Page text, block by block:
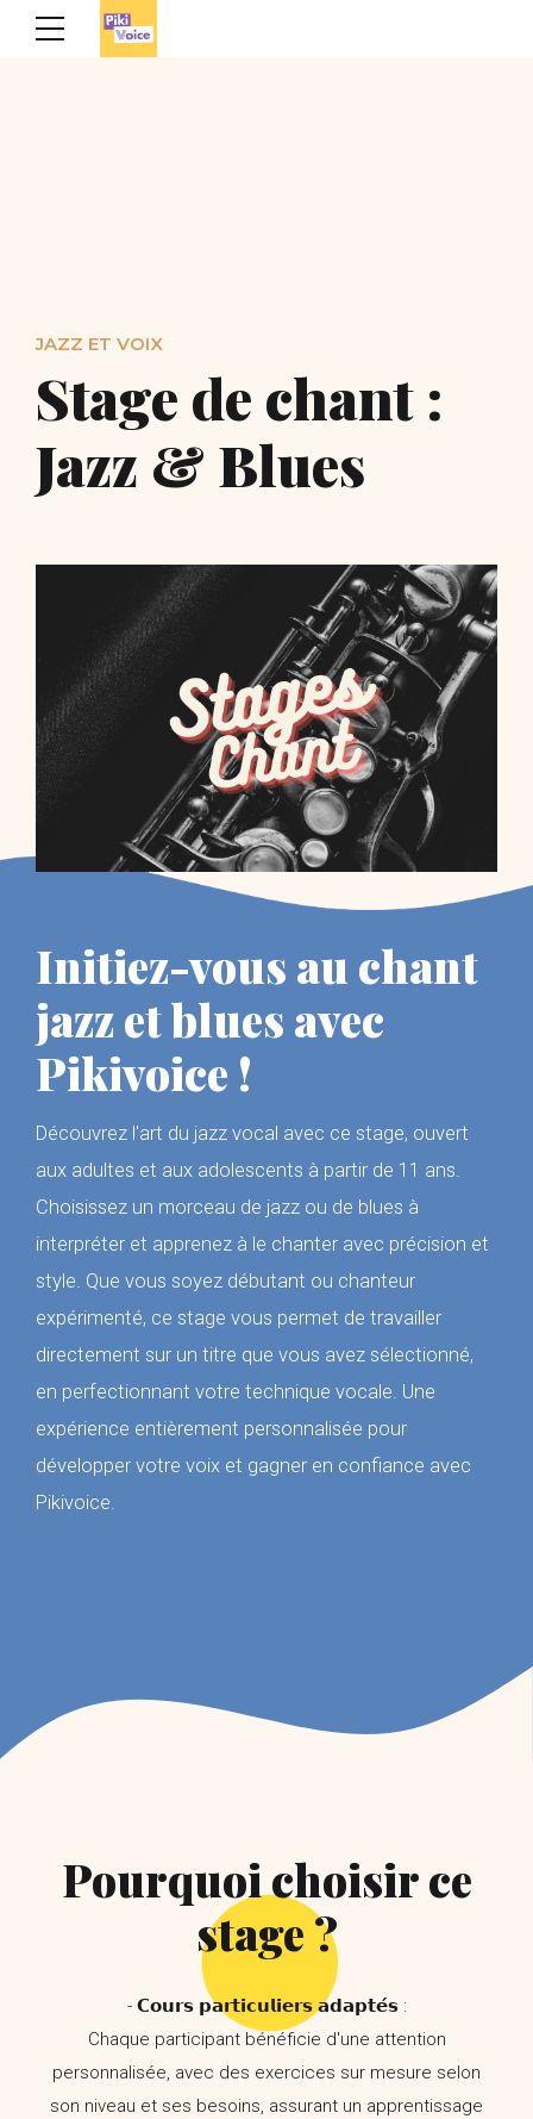
JAZZ ET VOIX
Stage de chant :
Jazz & Blues
Initiez-vous au chant
jazz et blues avec
Pikivoice !
Découvrez l'art du jazz vocal avec ce stage, ouvert
aux adultes et aux adolescents à partir de 11 ans.
Choisissez un morceau de jazz ou de blues à
interpréter et apprenez à le chanter avec précision et
style. Que vous soyez débutant ou chanteur
expérimenté, ce stage vous permet de travailler
directement sur un titre que vous avez sélectionné,
en perfectionnant votre technique vocale. Une
expérience entièrement personnalisée pour
développer votre voix et gagner en confiance avec
Pikivoice.
Pourquoi choisir ce
stage ?
- 𝗖𝗼𝘂𝗿𝘀 𝗽𝗮𝗿𝘁𝗶𝗰𝘂𝗹𝗶𝗲𝗿𝘀 𝗮𝗱𝗮𝗽𝘁𝗲́𝘀 :
Chaque participant bénéficie d'une attention
personnalisée, avec des exercices sur mesure selon
son niveau et ses besoins, assurant un apprentissage